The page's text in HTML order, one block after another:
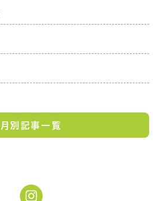
月別記事一覧